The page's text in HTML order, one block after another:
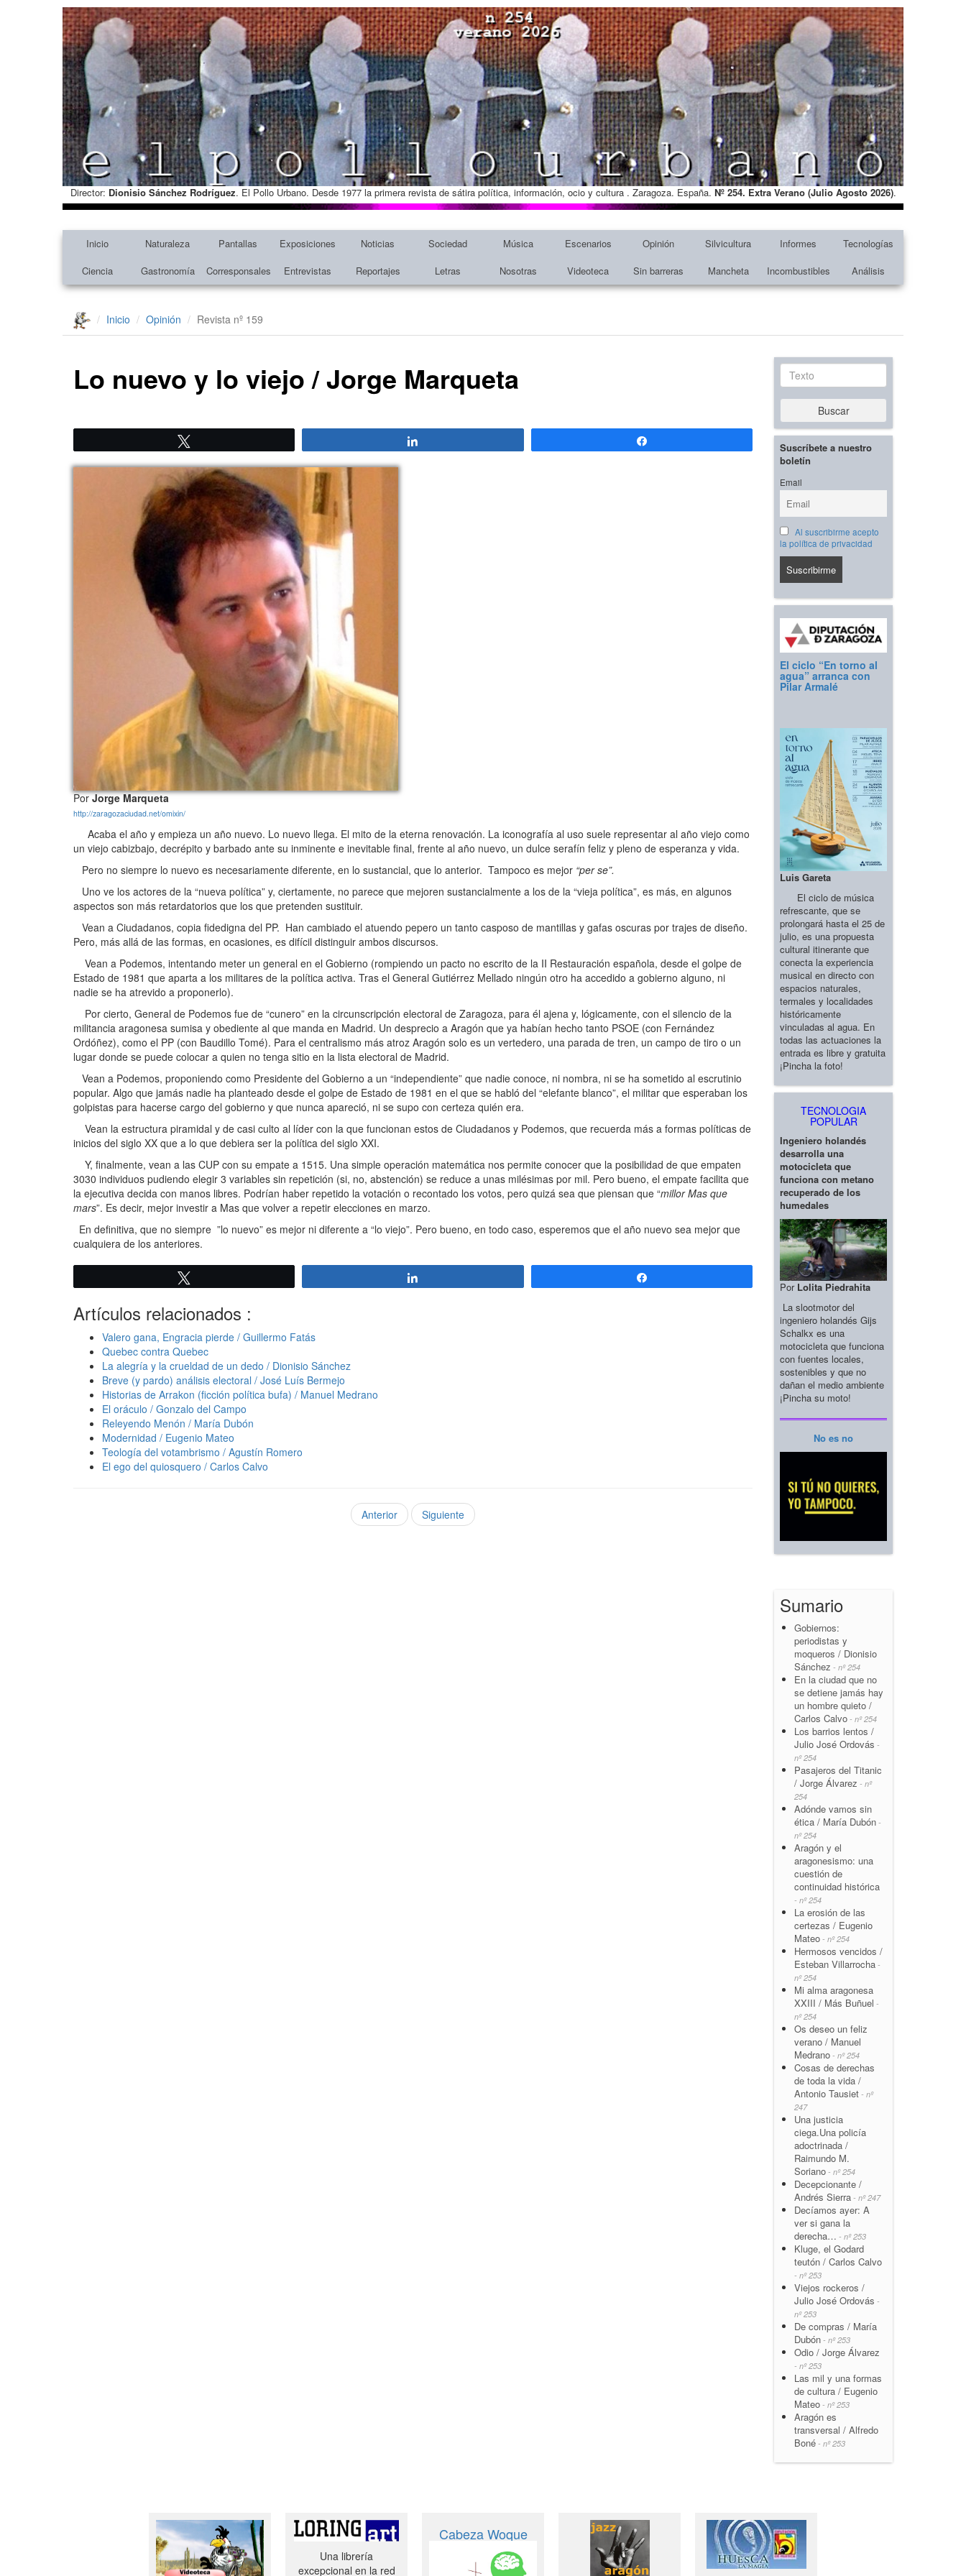
Director: Dionisio Sánchez Rodríguez. El Pollo Urbano. Desde 1977 la primera revista de sátira política, información, ocio y cultura . Zaragoza. España. Nº 254. Extra Verano (Julio Agosto 2026).
Inicio Naturaleza Pantallas Exposiciones Noticias Sociedad Música Escenarios Opinión Silvicultura Informes
Tecnologías
Ciencia
Gastronomía Corresponsales Entrevistas Reportajes Letras Nosotras Videoteca Sin barreras Mancheta Incombustibles Análisis
Inicio Opinión Revista nº 159
Lo nuevo y lo viejo / Jorge Marqueta
PorJorge Marqueta
http://zaragozaciudad.net/omixin/
Acaba el año y empieza un año nuevo. Lo nuevo llega. El mito de la eterna renovación. La iconografía al uso suele representar al año viejo como
un viejo cabizbajo, decrépito y barbado ante su inminente e inevitable final, frente al año nuevo, un dulce serafín feliz y pleno de esperanza y vida.
Pero no siempre lo nuevo es necesariamente diferente, en lo sustancial, que lo anterior. Tampoco es mejor “per se”.
Uno ve los actores de la “nueva política” y, ciertamente, no parece que mejoren sustancialmente a los de la “vieja política”, es más, en algunos
aspectos son más retardatorios que los que pretenden sustituir.
Vean a Ciudadanos, copia fidedigna del PP. Han cambiado el atuendo pepero un tanto casposo de mantillas y gafas oscuras por trajes de diseño.
Pero, más allá de las formas, en ocasiones, es difícil distinguir ambos discursos.
Vean a Podemos, intentando meter un general en el Gobierno (rompiendo un pacto no escrito de la II Restauración española, desde el golpe de
Estado de 1981 que aparta a los militares de la política activa. Tras el General Gutiérrez Mellado ningún otro ha accedido a gobierno alguno, ni
nadie se ha atrevido a proponerlo).
Por cierto, General de Podemos fue de “cunero” en la circunscripción electoral de Zaragoza, para él ajena y, lógicamente, con el silencio de la
militancia aragonesa sumisa y obediente al que manda en Madrid. Un desprecio a Aragón que ya habían hecho tanto PSOE (con Fernández
Ordóñez), como el PP (con Baudillo Tomé). Para el centralismo más atroz Aragón solo es un vertedero, una parada de tren, un campo de tiro o un
lugar donde se puede colocar a quien no tenga sitio en la lista electoral de Madrid.
Vean a Podemos, proponiendo como Presidente del Gobierno a un “independiente” que nadie conoce, ni nombra, ni se ha sometido al escrutinio
popular. Algo que jamás nadie ha planteado desde el golpe de Estado de 1981 en el que se habló del “elefante blanco”, el militar que esperaban los
golpistas para hacerse cargo del gobierno y que nunca apareció, ni se supo con certeza quién era.
Vean la estructura piramidal y de casi culto al líder con la que funcionan estos de Ciudadanos y Podemos, que recuerda más a formas políticas de
inicios del siglo XX que a lo que debiera ser la política del siglo XXI.
Y, finalmente, vean a las CUP con su empate a 1515. Una simple operación matemática nos permite conocer que la posibilidad de que empaten
3030 individuos pudiendo elegir 3 variables sin repetición (si, no, abstención) se reduce a unas milésimas por mil. Pero bueno, el empate facilita que
la ejecutiva decida con manos libres. Podrían haber repetido la votación o recontado los votos, pero quizá sea que piensan que “millor Mas que
mars”. Es decir, mejor investir a Mas que volver a repetir elecciones en marzo.
En definitiva, que no siempre ”lo nuevo” es mejor ni diferente a “lo viejo”. Pero bueno, en todo caso, esperemos que el año nuevo sea mejor que
cualquiera de los anteriores.
Artículos relacionados :
Valero gana, Engracia pierde / Guillermo Fatás
Quebec contra Quebec
La alegría y la crueldad de un dedo / Dionisio Sánchez
Breve (y pardo) análisis electoral / José Luís Bermejo
Historias de Arrakon (ficción política bufa) / Manuel Medrano
El oráculo / Gonzalo del Campo
Releyendo Menón / María Dubón
Modernidad / Eugenio Mateo
Teología del votambrismo / Agustín Romero
El ego del quiosquero / Carlos Calvo
Anterior Siguiente
Texto
Buscar
Suscríbete a nuestro
boletín
Email
Al suscribirme acepto
la política de privacidad
El ciclo “En torno al
agua” arranca con
Pilar Armalé
Luis Gareta
El ciclo de música
refrescante, que se
prolongará hasta el 25 de
julio, es una propuesta
cultural itinerante que
conecta la experiencia
musical en directo con
espacios naturales,
termales y localidades
históricamente
vinculadas al agua. En
todas las actuaciones la
entrada es libre y gratuita
¡Pincha la foto!
TECNOLOGIA
POPULAR
Ingeniero holandés
desarrolla una
motocicleta que
funciona con metano
recuperado de los
humedales
Por Lolita Piedrahita
La slootmotor del
ingeniero holandés Gijs
Schalkx es una
motocicleta que funciona
con fuentes locales,
sostenibles y que no
dañan el medio ambiente
¡Pincha su moto!
No es no
Sumario
Gobiernos:
periodistas y
moqueros / Dionisio
Sánchez - nº 254
En la ciudad que no
se detiene jamás hay
un hombre quieto /
Carlos Calvo - nº 254
Los barrios lentos /
Julio José Ordovás -
nº 254
Pasajeros del Titanic
/ Jorge Álvarez - nº
254
Adónde vamos sin
ética / María Dubón -
nº 254
Aragón y el
aragonesismo: una
cuestión de
continuidad histórica
- nº 254
La erosión de las
certezas / Eugenio
Mateo - nº 254
Hermosos vencidos /
Esteban Villarrocha -
nº 254
Mi alma aragonesa
XXIII / Más Buñuel -
nº 254
Os deseo un feliz
verano / Manuel
Medrano - nº 254
Cosas de derechas
de toda la vida /
Antonio Tausiet - nº
247
Una justicia
ciega.Una policía
adoctrinada /
Raimundo M.
Soriano - nº 254
Decepcionante /
Andrés Sierra - nº 247
Decíamos ayer: A
ver si gana la
derecha… - nº 253
Kluge, el Godard
teutón / Carlos Calvo
- nº 253
Viejos rockeros /
Julio José Ordovás -
nº 253
De compras / María
Dubón - nº 253
Odio / Jorge Álvarez
- nº 253
Las mil y una formas
de cultura / Eugenio
Mateo - nº 253
Aragón es
transversal / Alfredo
Boné - nº 253
Una librería
excepcional en la red
Cabeza Woque